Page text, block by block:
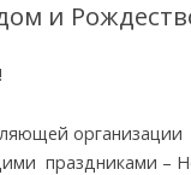
и
организации
праздниками –